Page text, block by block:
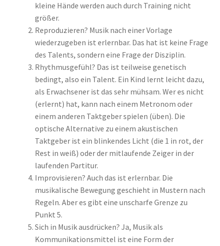
kleine Hände werden auch durch Training nicht
größer.
Reproduzieren? Musik nach einer Vorlage
wiederzugeben ist erlernbar. Das hat ist keine Frage
des Talents, sondern eine Frage der Disziplin.
Rhythmusgefühl? Das ist teilweise genetisch
bedingt, also ein Talent. Ein Kind lernt leicht dazu,
als Erwachsener ist das sehr mühsam. Wer es nicht
(erlernt) hat, kann nach einem Metronom oder
einem anderen Taktgeber spielen (üben). Die
optische Alternative zu einem akustischen
Taktgeber ist ein blinkendes Licht (die 1 in rot, der
Rest in weiß) oder der mitlaufende Zeiger in der
laufenden Partitur.
Improvisieren? Auch das ist erlernbar. Die
musikalische Bewegung geschieht in Mustern nach
Regeln. Aber es gibt eine unscharfe Grenze zu
Punkt 5.
Sich in Musik ausdrücken? Ja, Musik als
Kommunikationsmittel ist eine Form der